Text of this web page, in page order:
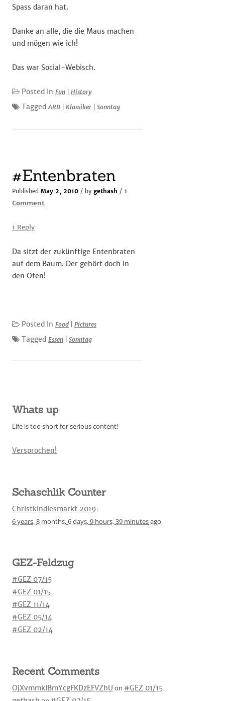
Spass daran hat.
Danke an alle, die die Maus machen
und mögen wie ich!
Das war Social-Webisch.
Posted In Fun History
TaggedARD Klassiker Sonntag
#Entenbraten
Published May 2, 2010 / by gethash / 1
Commenton
1 Reply
Da sitzt der zukünftige Entenbraten
auf dem Baum. Der gehört doch in
den Ofen!
Posted In Food Pictures
Tagged Essen Sonntag
Whats up
Life is too short for serious content!
Versprochen!
Schaschlik Counter
Christkindlesmarkt 2019:
6 years,8 months,6 days,9 hours,39 minutesago
GEZ-Feldzug
#GEZ 07/15
#GEZ 01/15
#GEZ 11/14
#GEZ 05/14
#GEZ 02/14
Recent Comments
OjXvmmkIBmYcgFKDzEFVZhU on #GEZ 01/15